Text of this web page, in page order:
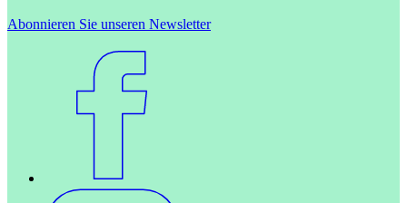
Abonnieren Sie unseren Newsletter